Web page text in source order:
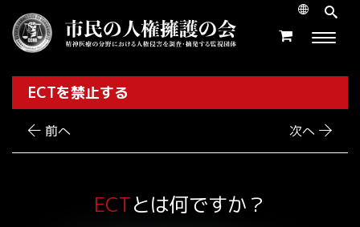
ECTを禁止する
前へ 次へ
ECTとは何ですか？